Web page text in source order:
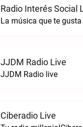
Radio Interés Social
La música que te
JJDM Radio Live
JJDM Radio live
Ciberadio Live